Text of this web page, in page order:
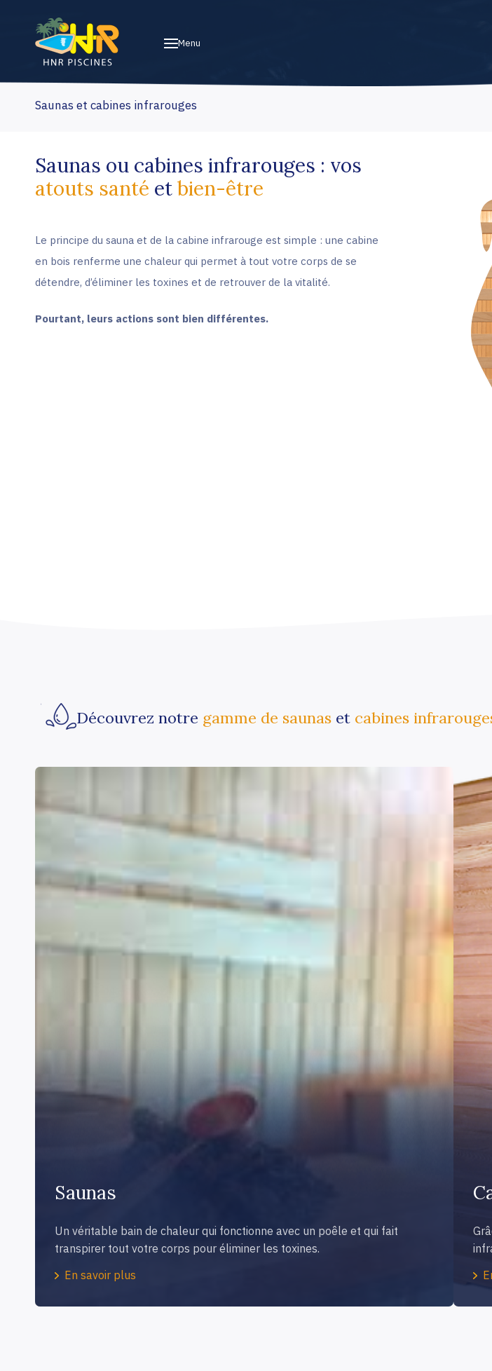
Menu
Saunas et cabines infrarouges
Saunas ou cabines infrarouges : vos
atouts santé etbien-être
Le principe du sauna et de la cabine infrarouge est simple : une cabine
en bois renferme une chaleur qui permet à tout votre corps de se
détendre, d’éliminer les toxines et de retrouver de la vitalité.
Pourtant, leurs actions sont bien différentes.
Découvrez notre gamme de saunas et cabines
Saunas
Un véritable bain de chaleur qui fonctionne avec un poêle et qui fait
transpirer tout votre corps pour éliminer les toxines.
En savoir plus